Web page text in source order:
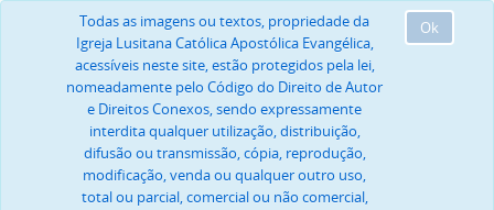
Ok
Todas as imagens ou textos, propriedade da
Igreja Lusitana Católica Apostólica Evangélica,
acessíveis neste site, estão protegidos pela lei,
nomeadamente pelo Código do Direito de Autor
e Direitos Conexos, sendo expressamente
interdita qualquer utilização, distribuição,
difusão ou transmissão, cópia, reprodução,
modificação, venda ou qualquer outro uso,
total ou parcial, comercial ou não comercial,